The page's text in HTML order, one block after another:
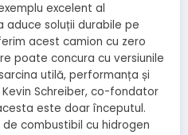
excelent al
aduce soluții durabile pe
acest camion cu zero
poate concura cu versiunile
utilă, performanța și
Schreiber, co-fondator
este doar începutul.
combustibil cu hidrogen